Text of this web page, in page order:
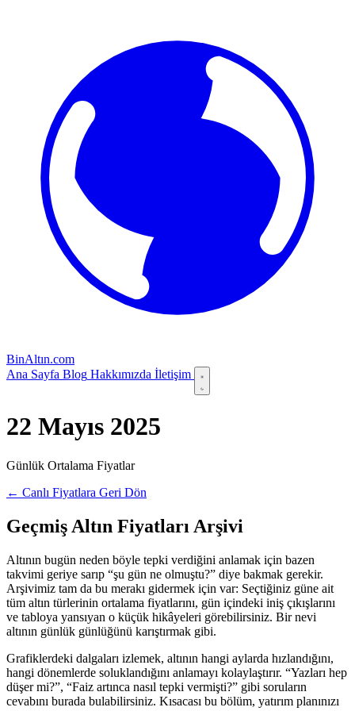
BinAltın.com
Ana Sayfa Blog Hakkımızda İletişim
22 Mayıs 2025
Günlük Ortalama Fiyatlar
← Canlı Fiyatlara Geri Dön
Geçmiş Altın Fiyatları Arşivi
Altının bugün neden böyle tepki verdiğini anlamak için bazen
takvimi geriye sarıp “şu gün ne olmuştu?” diye bakmak gerekir.
Arşivimiz tam da bu merakı gidermek için var: Seçtiğiniz güne ait
tüm altın türlerinin ortalama fiyatlarını, gün içindeki iniş çıkışlarını
ve tabloya yansıyan o küçük hikâyeleri görebilirsiniz. Bir nevi
altının günlük günlüğünü karıştırmak gibi.
Grafiklerdeki dalgaları izlemek, altının hangi aylarda hızlandığını,
hangi dönemlerde soluklandığını anlamayı kolaylaştırır. “Yazları hep
düşer mi?”, “Faiz artınca nasıl tepki vermişti?” gibi soruların
cevabını burada bulabilirsiniz. Kısacası bu bölüm, yatırım planınızı